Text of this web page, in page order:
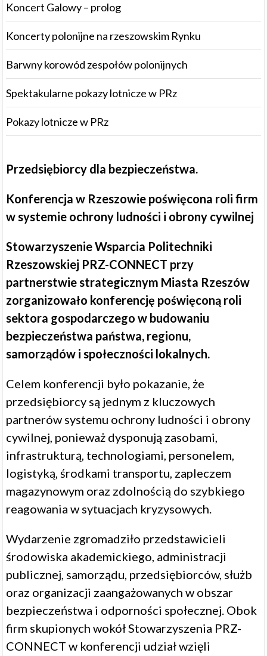
Koncert Galowy – prolog
Koncerty polonijne na rzeszowskim Rynku
Barwny korowód zespołów polonijnych
Spektakularne pokazy lotnicze w PRz
Pokazy lotnicze w PRz
Przedsiębiorcy dla bezpieczeństwa.
Konferencja w Rzeszowie poświęcona roli firm
w systemie ochrony ludności i obrony cywilnej
Stowarzyszenie Wsparcia Politechniki
Rzeszowskiej PRZ-CONNECT przy
partnerstwie strategicznym Miasta Rzeszów
zorganizowało konferencję poświęconą roli
sektora gospodarczego w budowaniu
bezpieczeństwa państwa, regionu,
samorządów i społeczności lokalnych.
Celem konferencji było pokazanie, że
przedsiębiorcy są jednym z kluczowych
partnerów systemu ochrony ludności i obrony
cywilnej, ponieważ dysponują zasobami,
infrastrukturą, technologiami, personelem,
logistyką, środkami transportu, zapleczem
magazynowym oraz zdolnością do szybkiego
reagowania w sytuacjach kryzysowych.
Wydarzenie zgromadziło przedstawicieli
środowiska akademickiego, administracji
publicznej, samorządu, przedsiębiorców, służb
oraz organizacji zaangażowanych w obszar
bezpieczeństwa i odporności społecznej. Obok
firm skupionych wokół Stowarzyszenia PRZ-
CONNECT w konferencji udział wzięli